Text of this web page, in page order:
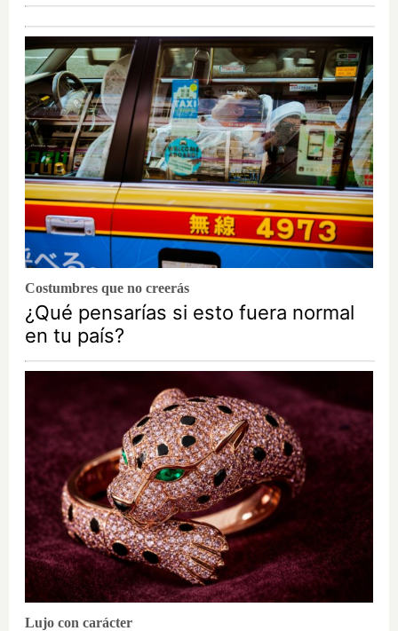
Costumbres que no creerás
¿Qué pensarías si esto fuera normal
en tu país?
Lujo con carácter